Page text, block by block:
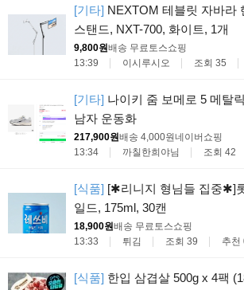
[기타] NEXTOM 테블릿 자바라
스탠드, NXT-700, 화이트, 1개
9,800원배송 무료토스쇼핑
13:39
이시루시오 조회 35
[기타] 나이키 줌 보메로 5 메탈
남자 운동화
217,900원배송 4,000원네이버쇼핑
13:34
까칠한희야님 조회 42
[식품] [✱리니지 형님들 집중✱]
일드, 175ml, 30캔
18,900원배송 무료토스쇼핑
13:33
튀김 조회 39 추천
[식품] 한입 삼겹살 500g x 4팩